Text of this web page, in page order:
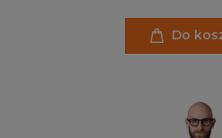
Do